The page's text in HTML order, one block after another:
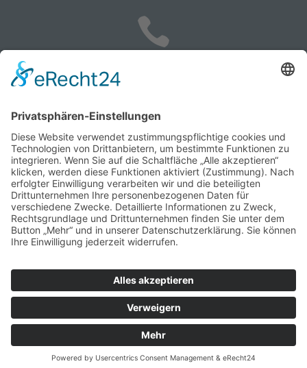


EMAIL
info@popovac-performance.com
STARTSEITE
YACHT-MANAGEMENT
ÖKO-TUNING
MOTOROPTIMIERUNG
DATENSCHUTZ
© POPOVAC PERFORMANCE | REALISIERUNG:
HOMEPAGE SCHMIEDE